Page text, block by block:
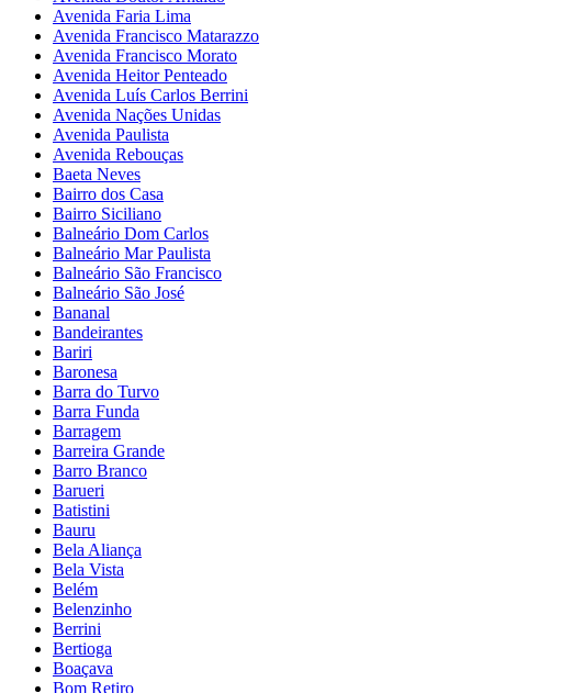
Avenida Faria Lima
Avenida Francisco Matarazzo
Avenida Francisco Morato
Avenida Heitor Penteado
Avenida Luís Carlos Berrini
Avenida Nações Unidas
Avenida Paulista
Avenida Rebouças
Baeta Neves
Bairro dos Casa
Bairro Siciliano
Balneário Dom Carlos
Balneário Mar Paulista
Balneário São Francisco
Balneário São José
Bananal
Bandeirantes
Bariri
Baronesa
Barra do Turvo
Barra Funda
Barragem
Barreira Grande
Barro Branco
Barueri
Batistini
Bauru
Bela Aliança
Bela Vista
Belém
Belenzinho
Berrini
Bertioga
Boaçava
Bom Retiro